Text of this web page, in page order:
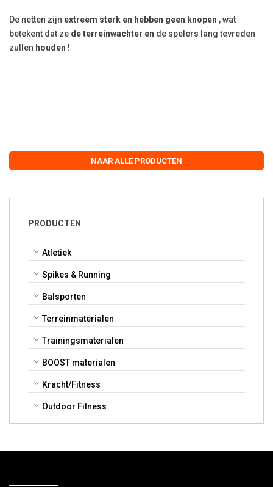
NAAR ALLE PRODUCTEN
PRODUCTEN
Atletiek
Spikes & Running
Balsporten
Terreinmaterialen
Trainingsmaterialen
BOOST materialen
Kracht/Fitness
Outdoor Fitness
De netten zijn extreem sterk en hebben geen knopen , wat
betekent dat ze de terreinwachter en de spelers lang tevreden
zullen houden !